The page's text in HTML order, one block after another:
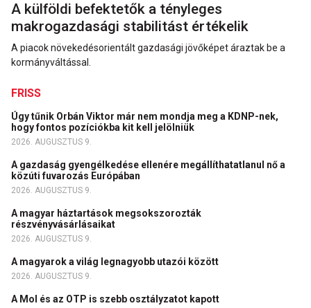
A külföldi befektetők a tényleges
makrogazdasági stabilitást értékelik
A piacok növekedésorientált gazdasági jövőképet áraztak be a
kormányváltással.
FRISS
Úgy tűnik Orbán Viktor már nem mondja meg a KDNP-nek,
hogy fontos pozíciókba kit kell jelölniük
2026. AUGUSZTUS 9.
A gazdaság gyengélkedése ellenére megállíthatatlanul nő a
közúti fuvarozás Európában
2026. AUGUSZTUS 9.
A magyar háztartások megsokszorozták
részvényvásárlásaikat
2026. AUGUSZTUS 9.
A magyarok a világ legnagyobb utazói között
2026. AUGUSZTUS 9.
A Mol és az OTP is szebb osztályzatot kapott